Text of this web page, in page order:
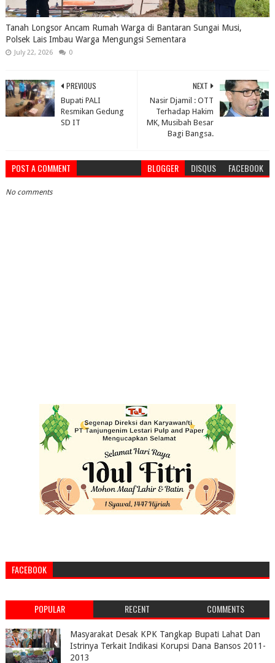
Tanah Longsor Ancam Rumah Warga di Bantaran Sungai Musi,
Polsek Lais Imbau Warga Mengungsi Sementara
July 22, 2026 0
NEXT
Nasir Djamil : OTT
Terhadap Hakim
MK, Musibah Besar
Bagi Bangsa.
PREVIOUS
Bupati PALI
Resmikan Gedung
SD IT
POST A COMMENT BLOGGER DISQUS FACEBOOK
No comments
FACEBOOK
POPULAR RECENT COMMENTS
Masyarakat Desak KPK Tangkap Bupati Lahat Dan
Istrinya Terkait Indikasi Korupsi Dana Bansos 2011-
2013